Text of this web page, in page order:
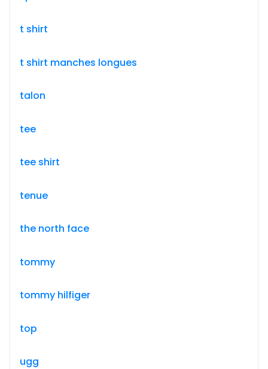
t shirt
t shirt manches longues
talon
tee
tee shirt
tenue
the north face
tommy
tommy hilfiger
top
ugg